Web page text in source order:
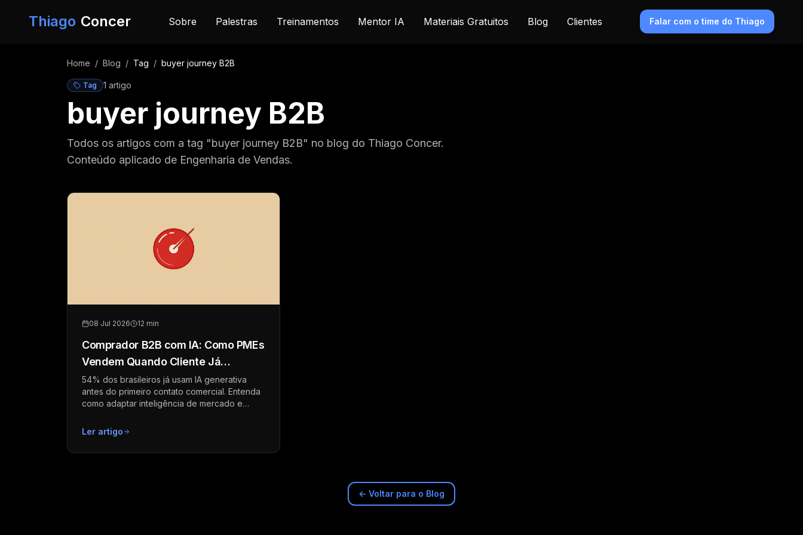
Thiago Concer Sobre Palestras Treinamentos Mentor IA Materiais Gratuitos Blog Clientes Falar com o time do Thiago
Home / Blog / Tag / buyer journey B2B
Tag 1 artigo
buyer journey B2B
Todos os artigos com a tag "buyer journey B2B" no blog do Thiago Concer.
Conteúdo aplicado de Engenharia de Vendas.
08 Jul 2026 12 min
Comprador B2B com IA: Como PMEs
Vendem Quando Cliente Já
Pesquisou
54% dos brasileiros já usam IA generativa
antes do primeiro contato comercial. Entenda
como adaptar inteligência de mercado e
Ler artigo
← Voltar para o Blog